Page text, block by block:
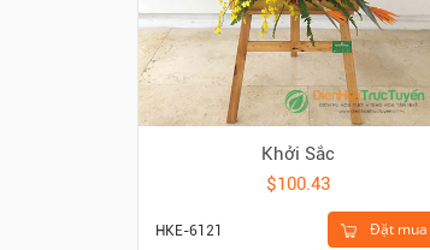
Khởi Sắc
$100.43
Đặt mua
HKE-6121